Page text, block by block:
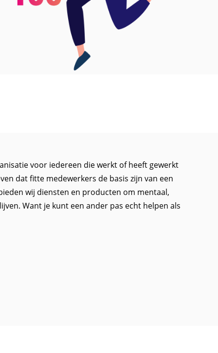
voor iedereen die werkt of heeft gewerkt
dat fitte medewerkers de basis zijn van een
wij diensten en producten om mentaal,
Want je kunt een ander pas echt helpen als